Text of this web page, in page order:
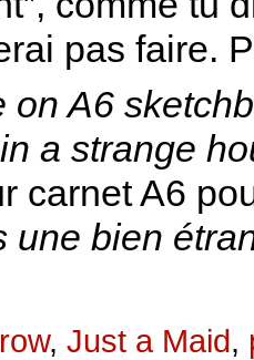
pas faire.
on A6
a strange
carnet A6
une bien
, Just a Maid,